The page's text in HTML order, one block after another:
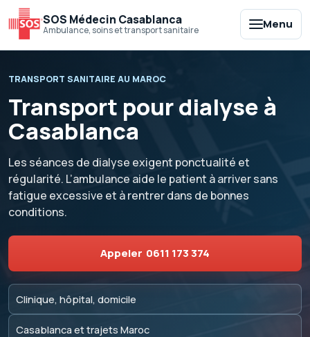
SOS Médecin Casablanca
Ambulance, soins et transport sanitaire Menu
TRANSPORT SANITAIRE AU MAROC
Transport pour dialyse à
Casablanca
Les séances de dialyse exigent ponctualité et
régularité. L’ambulance aide le patient à arriver sans
fatigue excessive et à rentrer dans de bonnes
conditions.
Appeler 0611 173 374
Clinique, hôpital, domicile
Casablanca et trajets Maroc